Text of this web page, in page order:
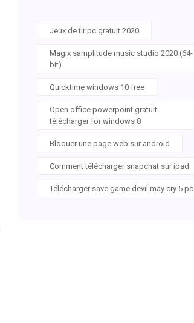
Jeux de tir pc gratuit 2020
Magix samplitude music studio 2020 (64-
bit)
Quicktime windows 10 free
Open office powerpoint gratuit
télécharger for windows 8
Bloquer une page web sur android
Comment télécharger snapchat sur ipad
Télécharger save game devil may cry 5 pc